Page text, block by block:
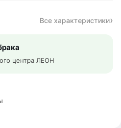
Все характеристики
центра ЛЕОН